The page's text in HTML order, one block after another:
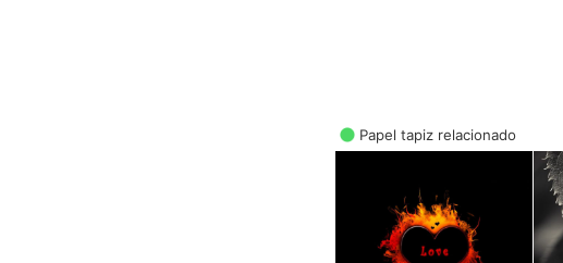
Papel tapiz relacionado